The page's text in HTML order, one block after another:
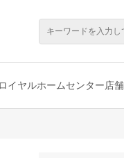
イヤルホームセンター店舗